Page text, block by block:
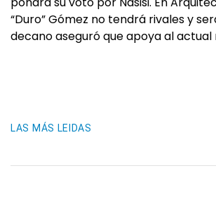
“Duro” Gómez no tendrá rivales y
decano aseguró que apoya al
LAS MÁS LEIDAS